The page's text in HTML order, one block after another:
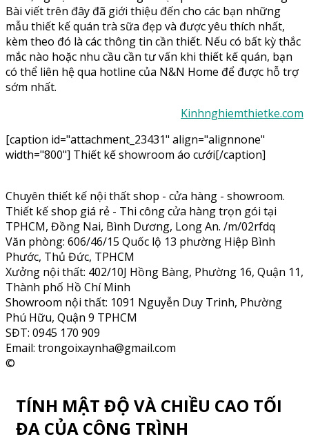
Bài viết trên đây đã giới thiệu đến cho các bạn những
mẫu thiết kế quán trà sữa đẹp và được yêu thích nhất,
kèm theo đó là các thông tin cần thiết. Nếu có bất kỳ thắc
mắc nào hoặc nhu cầu cần tư vấn khi thiết kế quán, bạn
có thể liên hệ qua hotline của N&N Home để được hỗ trợ
sớm nhất.
Kinhnghiemthietke.com
[caption id="attachment_23431" align="alignnone"
width="800"] Thiết kế showroom áo cưới[/caption]
Chuyên thiết kế nội thất shop - cửa hàng - showroom.
Thiết kế shop giá rẻ - Thi công cửa hàng trọn gói tại
TPHCM, Đồng Nai, Bình Dương, Long An. /m/02rfdq
Văn phòng: 606/46/15 Quốc lộ 13 phường Hiệp Bình
Phước, Thủ Đức, TPHCM
Xưởng nội thất: 402/10J Hồng Bàng, Phường 16, Quận 11,
Thành phố Hồ Chí Minh
Showroom nội thất: 1091 Nguyễn Duy Trinh, Phường
Phú Hữu, Quận 9 TPHCM
SĐT: 0945 170 909
Email: trongoixaynha@gmail.com
©
TÍNH MẬT ĐỘ VÀ CHIỀU CAO TỐI
ĐA CỦA CÔNG TRÌNH